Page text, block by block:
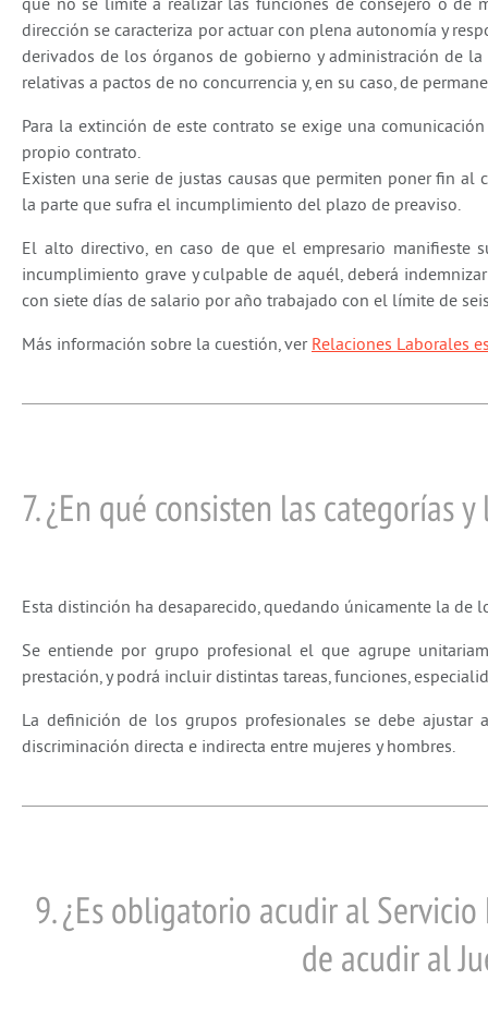
que no se limite a realizar las funciones de consejero o de
dirección se caracteriza por actuar con plena autonomía y
derivados de los órganos de gobierno y administración de
relativas a pactos de no concurrencia y, en su caso, de
Para la extinción de este contrato se exige una
propio contrato.
Existen una serie de justas causas que permiten poner fin
la parte que sufra el incumplimiento del plazo de preaviso.
El alto directivo, en caso de que el empresario
incumplimiento grave y culpable de aquél, deberá
con siete días de salario por año trabajado con el límite de
Más información sobre la cuestión, ver Relaciones Laborales
7. ¿En qué consisten las categorías
Esta distinción ha desaparecido, quedando únicamente la de
Se entiende por grupo profesional el que agrupe
prestación, y podrá incluir distintas tareas, funciones,
La definición de los grupos profesionales se debe ajustar
discriminación directa e indirecta entre mujeres y hombres.
9. ¿Es obligatorio acudir al
de acudir al